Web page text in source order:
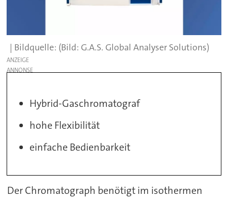
(Bild: G.A.S. Global Analyser Solutions)
ANZEIGE
Hybrid-Gaschromatograf
hohe Flexibilität
einfache Bedienbarkeit
Der Chromatograph benötigt im isothermen